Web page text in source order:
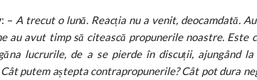
: – A trecut o lună. Reacția nu a venit, deocamdată.
au avut timp să citească propunerile noastre.
lucrurile, de a se pierde în discuții, ajungând
putem aștepta contrapropunerile? Cât pot dura